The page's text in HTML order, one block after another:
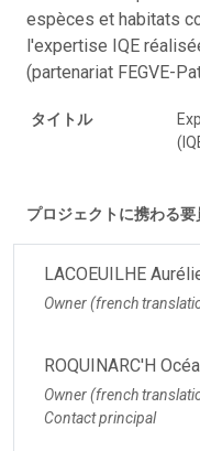
espèces et habitats
l'expertise IQE
(partenariat FEGVE-
タイトル
プロジェクトに携わる要
LACOEUILHE
Owner (french
ROQUINARC'H
Owner (french
Contact principal